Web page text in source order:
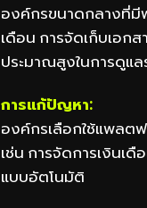
องค์กรขนาดกลางที่มี
เดือน การจัดเก็บเอก
ประมาณสูงในการดูแล
การแก้ปัญหา:
องค์กรเลือกใช้แพลต
เช่น การจัดการเงินเ
แบบอัตโนมัติ